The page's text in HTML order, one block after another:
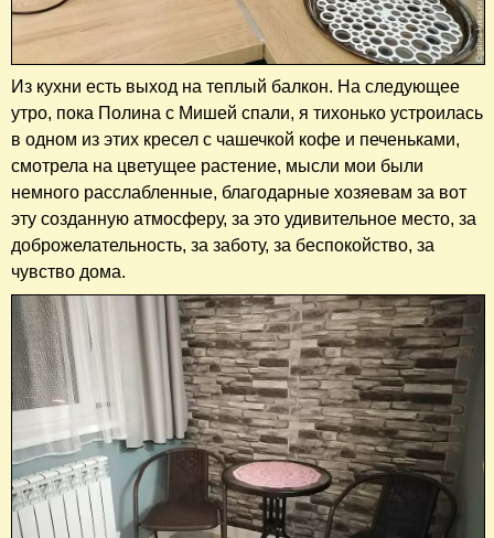
Из кухни есть выход на теплый балкон. На следующее
утро, пока Полина с Мишей спали, я тихонько устроилась
в одном из этих кресел с чашечкой кофе и печеньками,
смотрела на цветущее растение, мысли мои были
немного расслабленные, благодарные хозяевам за вот
эту созданную атмосферу, за это удивительное место, за
доброжелательность, за заботу, за беспокойство, за
чувство дома.